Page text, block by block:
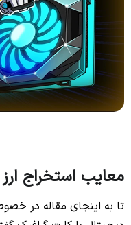
معایب استخراج
تا به اینجای مقاله در